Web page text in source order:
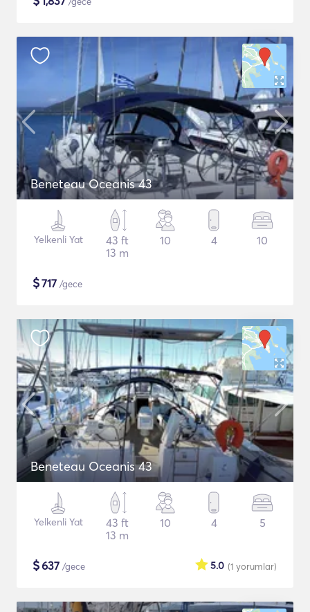
Beneteau Oceanis 43
Yelkenli Yat
43 ft
13 m
10 4 10
$717 /gece
Beneteau Oceanis 43
Yelkenli Yat
43 ft
13 m
10 4 5
$637 /gece (1 yorumlar)
5.0